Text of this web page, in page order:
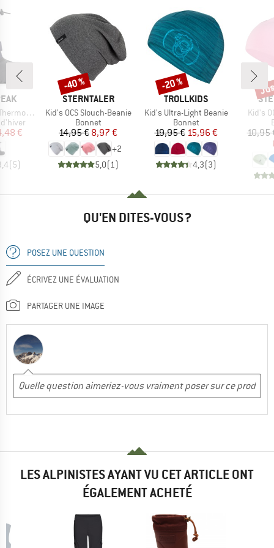
Snowboots
réduit
€
(5)
MARQUE
STERNTALER
Article
Kid's OCS Slouch-Beanie
Product group
Bonnet
Prix
14,95 €Prix réduit
8,97 €
+2
5,0(1 )
Remise
-40 %
MARQUE
TROLLKIDS
Article
Kid's Ultra-Light Beanie
Product group
Bonnet
Prix
19,95 €Prix réduit
15,96 €
4,3(3)
Remise
-20 %
Article
Kid's
10,95
QU'EN DITES-VOUS ?
POSEZ UNE QUESTION
ÉCRIVEZ UNE ÉVALUATION
PARTAGER UNE IMAGE
LES ALPINISTES AYANT VU CET ARTICLE ONT
ÉGALEMENT ACHETÉ